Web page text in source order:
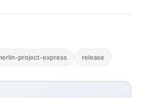
project-express release